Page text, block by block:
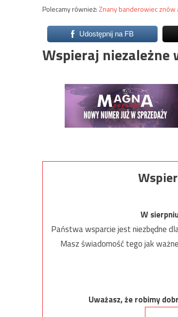
Polecamy również:Znany banderowiec znów
Udostępnij na FB
Wspieraj niezależne
W
Państwa wsparcie jest niezbędne
Masz świadomość tego jak
Uważasz, że robimy